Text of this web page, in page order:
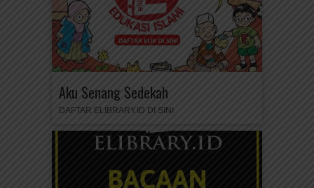
Aku Senang Sedekah
DAFTAR ELIBRARY.ID DI SINI